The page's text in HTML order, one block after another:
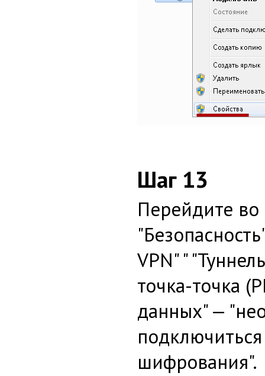
Шаг 13
Перейдите во
VPN" "
точка-точка
данных" —
шифрования".